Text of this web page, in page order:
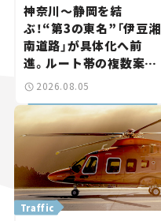
神奈川～静岡を結
ぶ！“第3の東名”「伊豆湘
南道路」が具体化へ前
進。ルート帯の複数案検
討へ。熱海まで信号ゼロ
道路計画】
2026.08.05
Traffic